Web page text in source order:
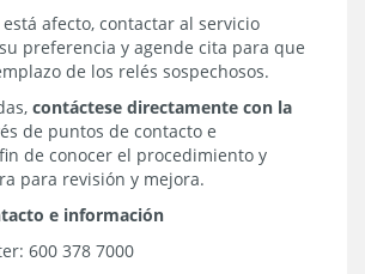
afecto, contactar al servicio
preferencia y agende cita para que
de los relés sospechosos.
contáctese directamente con la
de puntos de contacto e
de conocer el procedimiento y
para revisión y mejora.
e información
600 378 7000